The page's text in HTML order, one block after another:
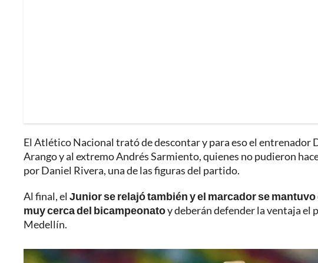
El Atlético Nacional trató de descontar y para eso el entrenador
Arango y al extremo Andrés Sarmiento, quienes no pudieron
por Daniel Rivera, una de las figuras del partido.
Al final, el Junior se relajó también y el marcador se
muy cerca del bicampeonatoy deberán defender la ventaja el
Medellín.